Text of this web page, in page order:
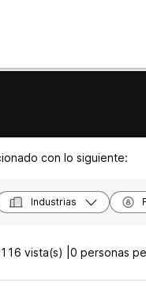
con lo siguiente:
Industrias
vista(s) | 0 personas